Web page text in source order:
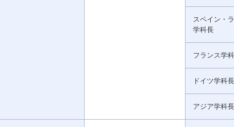
スペイン・
学科長
フランス学
ドイツ学科長
アジア学科長